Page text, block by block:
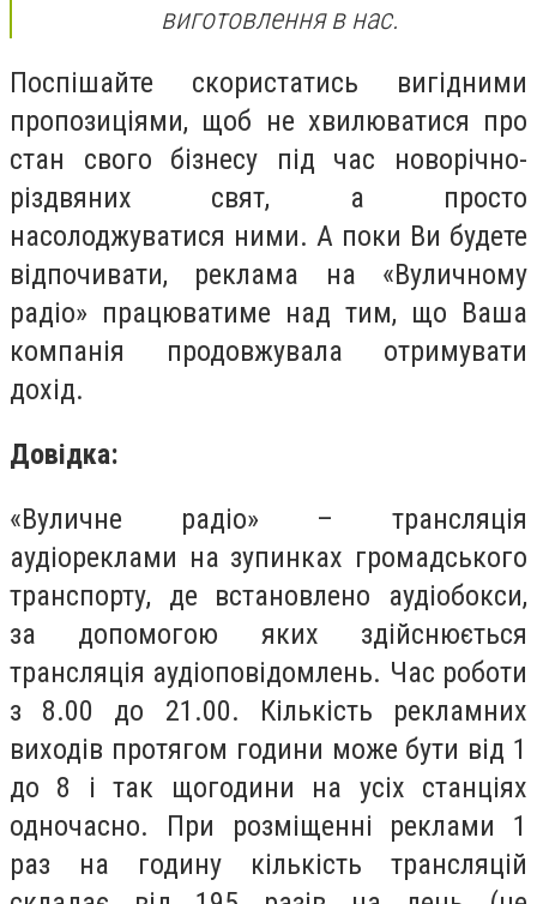
виготовлення в нас.
Поспішайте скористатись вигідними
пропозиціями, щоб не хвилюватися про
стан свого бізнесу під час новорічно-
різдвяних свят, а просто
насолоджуватися ними. А поки Ви будете
відпочивати, реклама на «Вуличному
радіо» працюватиме над тим, що Ваша
компанія продовжувала отримувати
дохід.
Довідка:
«Вуличне радіо» – трансляція
аудіореклами на зупинках громадського
транспорту, де встановлено аудіобoкси,
за допомогою яких здійснюється
трансляція аудіоповідомлень. Час роботи
з 8.00 до 21.00. Кількість рекламних
виходів протягом години може бути від 1
до 8 і так щогодини на усіх станціях
одночасно. При розміщенні реклами 1
раз на годину кількість трансляцій